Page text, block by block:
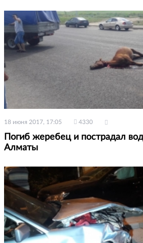
18 июня 2017, 17:05 4330
Погиб жеребец и пострадал
Алматы